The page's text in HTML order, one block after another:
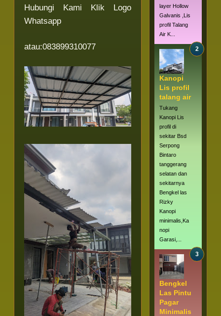
Hubungi Kami Klik Logo
Whatsapp
atau:083899310077
layer Hollow
Galvanis ,Lis
profil Talang
Air K...
Kanopi
Lis profil
talang air
Tukang
Kanopi Lis
profil di
sekitar Bsd
Serpong
Bintaro
tanggerang
selatan dan
sekitarnya
Bengkel las
Rizky
Kanopi
minimalis,Ka
nopi
Garasi,...
Bengkel
Las Pintu
Pagar
Minimalis